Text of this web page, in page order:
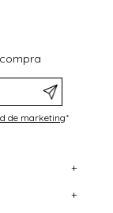
de marketing*
+
+